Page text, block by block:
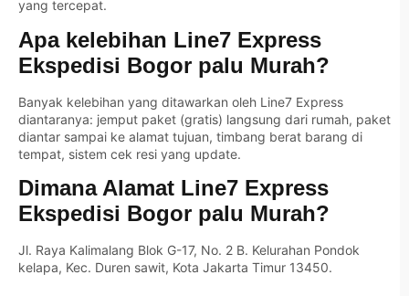
yang tercepat.
Apa kelebihan Line7 Express
Ekspedisi Bogor palu Murah?
Banyak kelebihan yang ditawarkan oleh Line7 Express
diantaranya: jemput paket (gratis) langsung dari rumah, paket
diantar sampai ke alamat tujuan, timbang berat barang di
tempat, sistem cek resi yang update.
Dimana Alamat Line7 Express
Ekspedisi Bogor palu Murah?
Jl. Raya Kalimalang Blok G-17, No. 2 B. Kelurahan Pondok
kelapa, Kec. Duren sawit, Kota Jakarta Timur 13450.